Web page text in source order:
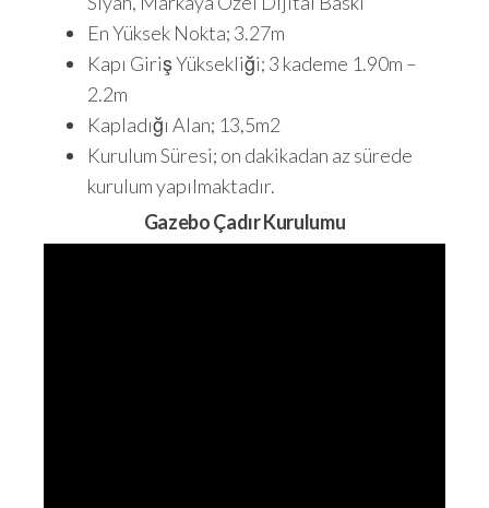
En Yüksek Nokta; 3.27m
Kapı Giriş Yüksekliği; 3 kademe 1.90m –
2.2m
Kapladığı Alan; 13,5m2
Kurulum Süresi; on dakikadan az sürede
kurulum yapılmaktadır.
Gazebo Çadır Kurulumu